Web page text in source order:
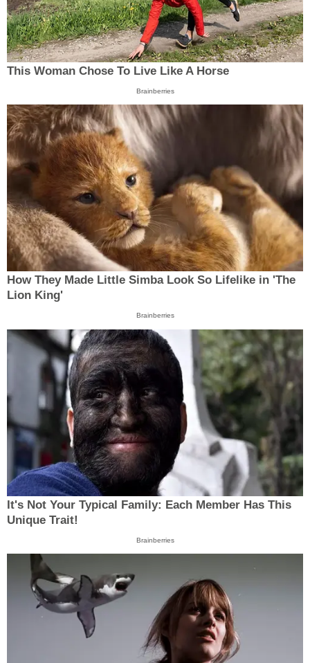
This Woman Chose To Live Like A Horse
Brainberries
How They Made Little Simba Look So Lifelike in 'The
Lion King'
Brainberries
It's Not Your Typical Family: Each Member Has This
Unique Trait!
Brainberries